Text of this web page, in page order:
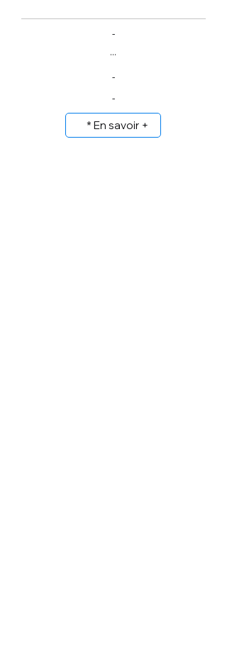
-
...
-
-
* En savoir +